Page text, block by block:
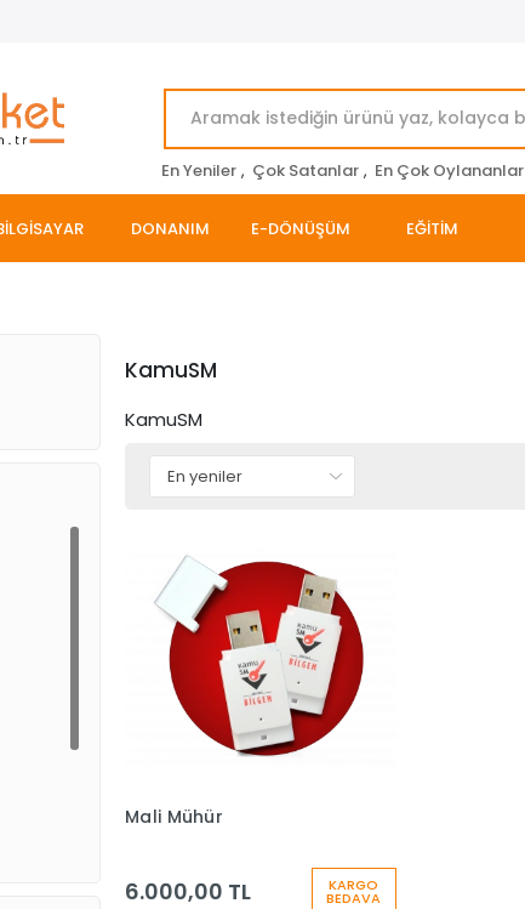
En Yeniler , Çok Satanlar , En Çok Oylananlar
DONANIM E-DÖNÜŞÜM EĞİTİM
KamuSM
KamuSM
Mali Mühür
6.000,00 TL KARGO
BEDAVA